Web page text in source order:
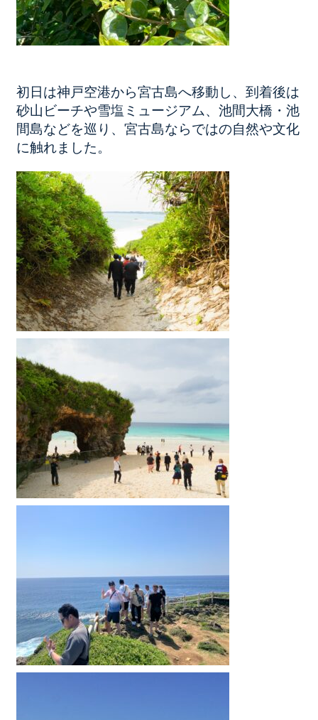
初日は神戸空港から宮古島へ移動し、到着後は
砂山ビーチや雪塩ミュージアム、池間大橋・池
間島などを巡り、宮古島ならではの自然や文化
に触れました。